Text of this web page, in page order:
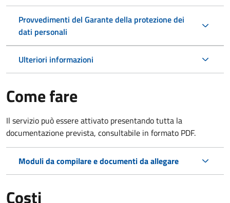
Provvedimenti del Garante della protezione dei
dati personali
Ulteriori informazioni
Come fare
Il servizio può essere attivato presentando tutta la
documentazione prevista, consultabile in formato PDF.
Moduli da compilare e documenti da allegare
Costi